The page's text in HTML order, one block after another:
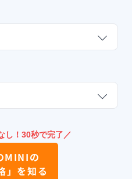
し！30秒で完了／
MINIの
」を知る